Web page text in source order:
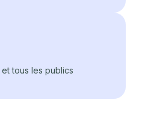
tous les publics